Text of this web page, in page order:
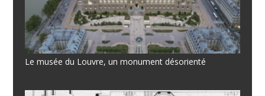
Le musée du Louvre, un monument désorienté